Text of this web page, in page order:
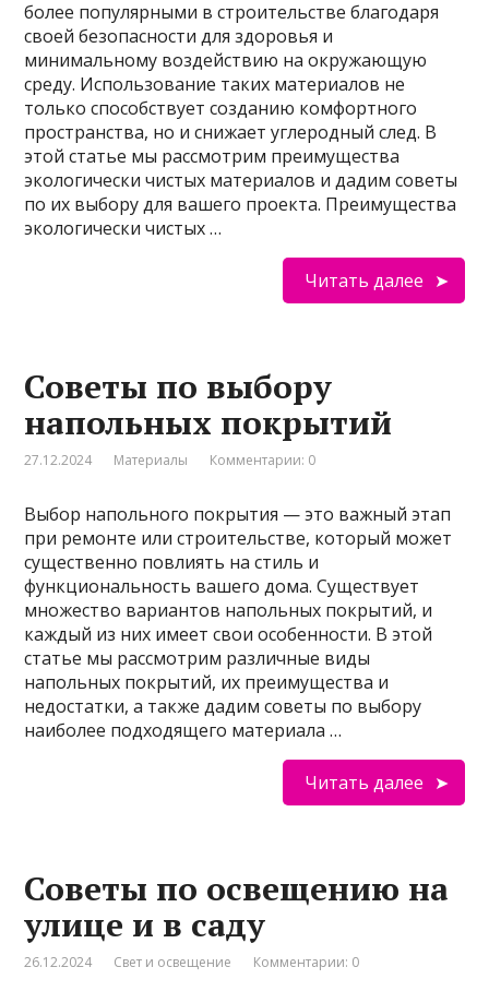
более популярными в строительстве благодаря
своей безопасности для здоровья и
минимальному воздействию на окружающую
среду. Использование таких материалов не
только способствует созданию комфортного
пространства, но и снижает углеродный след. В
этой статье мы рассмотрим преимущества
экологически чистых материалов и дадим советы
по их выбору для вашего проекта. Преимущества
экологически чистых …
Читать далее
Советы по выбору
напольных покрытий
27.12.2024 Материалы Комментарии: 0
Выбор напольного покрытия — это важный этап
при ремонте или строительстве, который может
существенно повлиять на стиль и
функциональность вашего дома. Существует
множество вариантов напольных покрытий, и
каждый из них имеет свои особенности. В этой
статье мы рассмотрим различные виды
напольных покрытий, их преимущества и
недостатки, а также дадим советы по выбору
наиболее подходящего материала …
Читать далее
Советы по освещению на
улице и в саду
26.12.2024 Свет и освещение Комментарии: 0